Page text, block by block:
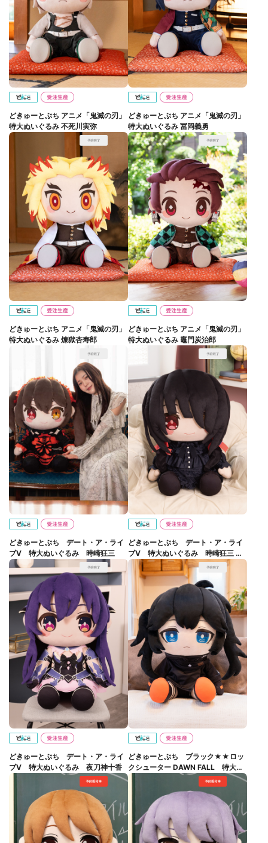
どきゅーとぷち アニメ「鬼滅の刃」
特大ぬいぐるみ 不死川実弥
どきゅーとぷち アニメ「鬼滅の刃」
特大ぬいぐるみ 冨岡義勇
どきゅーとぷち アニメ「鬼滅の刃」
特大ぬいぐるみ 煉獄杏寿郎
どきゅーとぷち アニメ「鬼滅の刃」
特大ぬいぐるみ 竈門炭治郎
どきゅーとぷち デート・ア・ライ
ブⅤ 特大ぬいぐるみ 時崎狂三
どきゅーとぷち デート・ア・ライ
ブⅤ 特大ぬいぐるみ 時崎狂三 ～
私服ver.～
どきゅーとぷち デート・ア・ライ
ブⅤ 特大ぬいぐるみ 夜刀神十香
どきゅーとぷち ブラック★★ロッ
クシューター DAWN FALL 特大ぬ
いぐるみ エンプレス【ブラックロ